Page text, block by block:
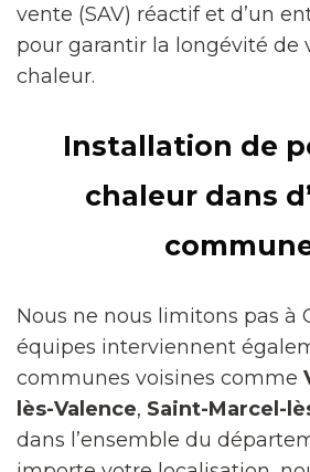
vente (SAV) réactif et d’un
pour garantir la longévité de
chaleur.
Installation de
chaleur dans
Nous ne nous limitons pas à
équipes interviennent
communes voisines comme
lès-Valence, Saint-Marcel-
dans l’ensemble du